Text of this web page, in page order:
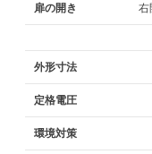
扉の開き 右
外形寸法
定格電圧
環境対策